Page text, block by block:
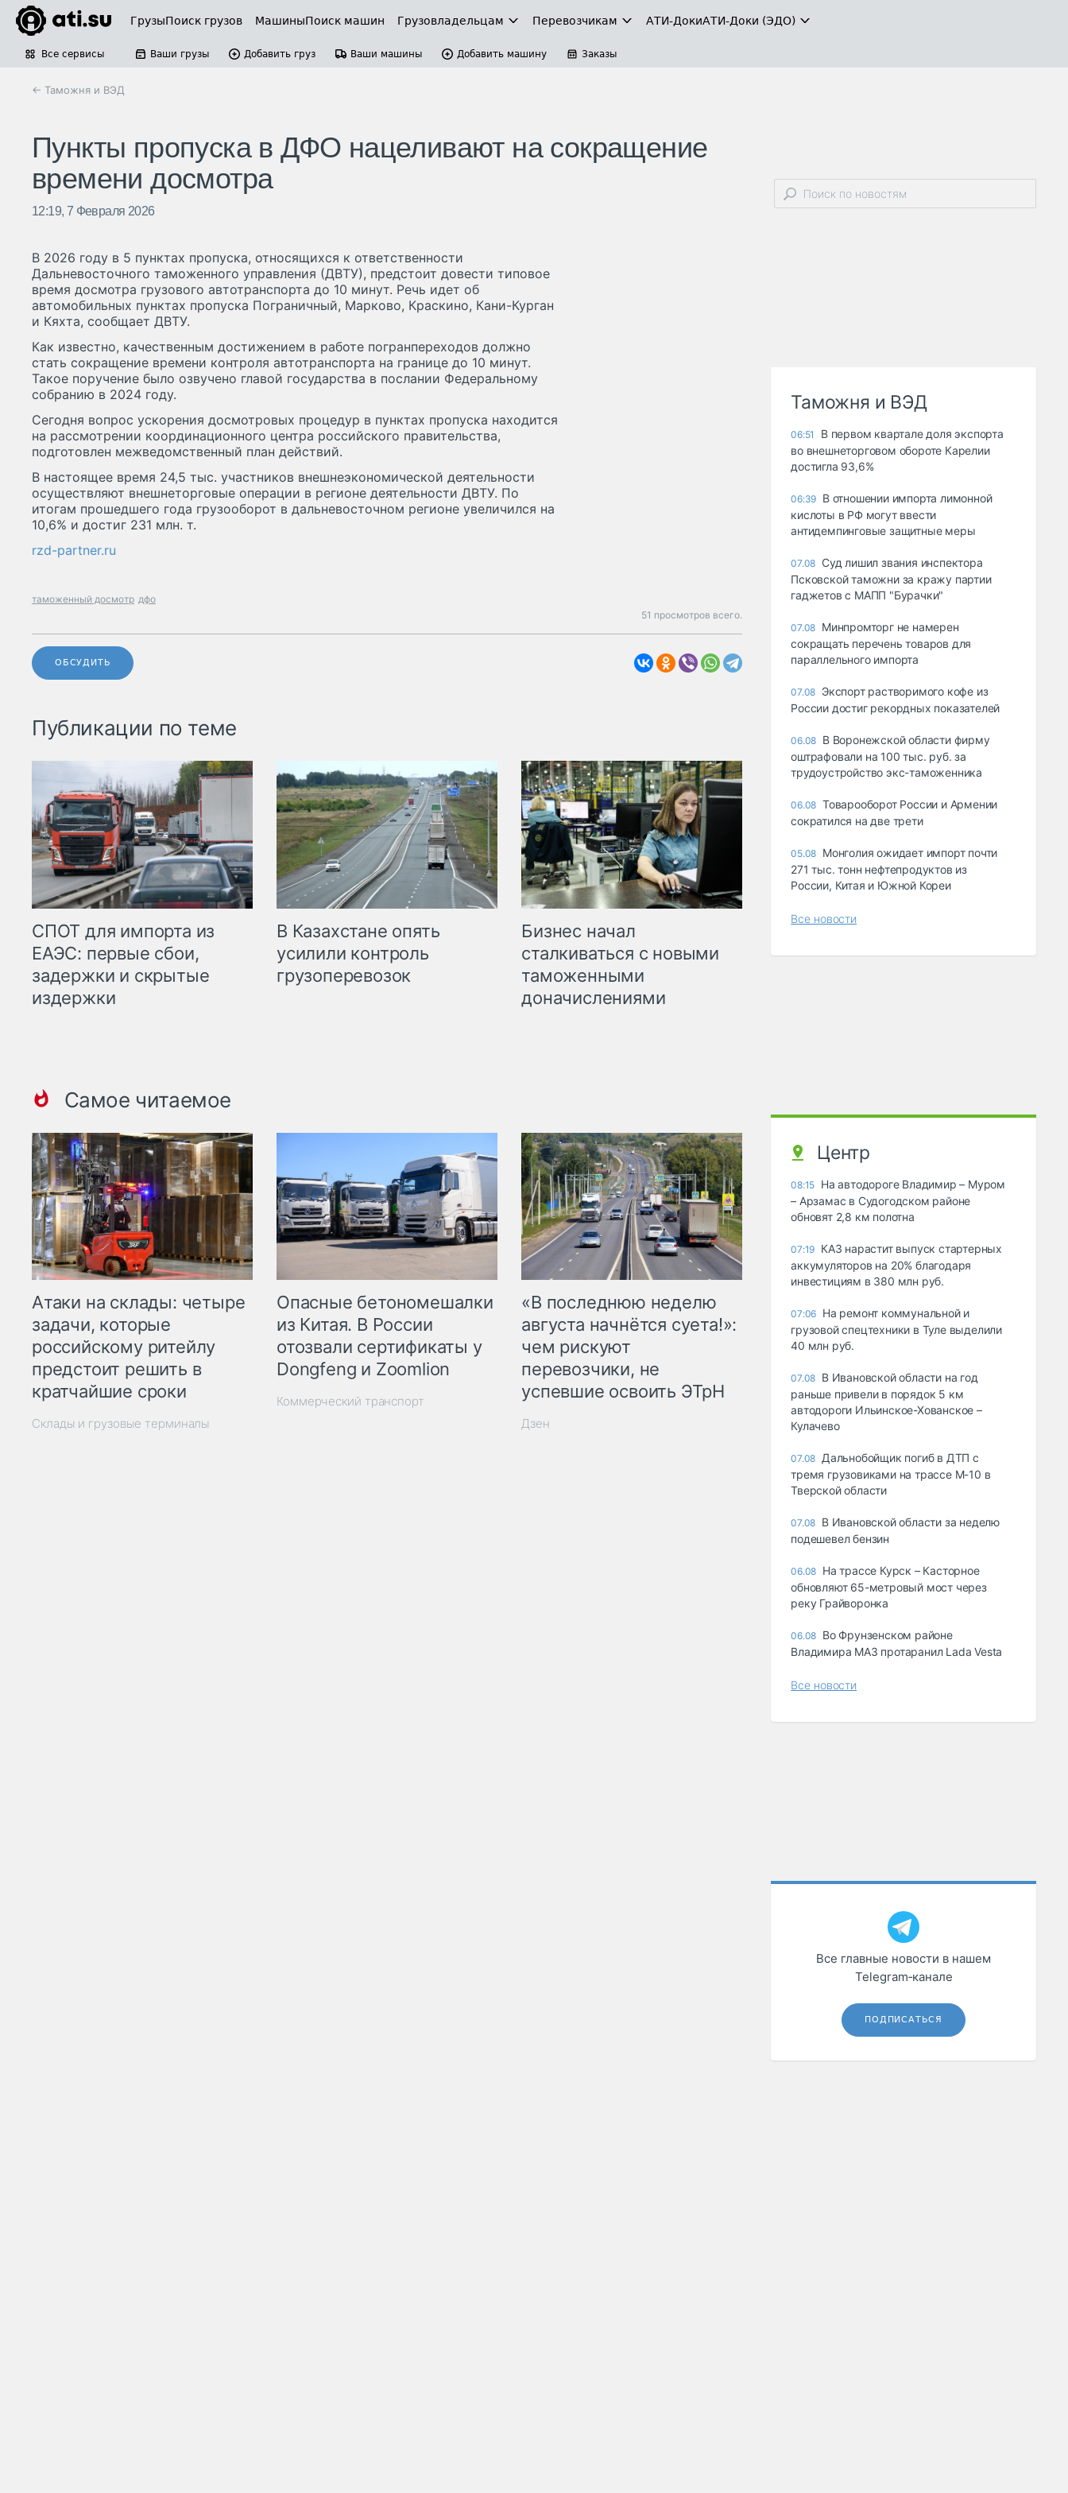
ГрузыПоиск грузов МашиныПоиск машин Грузовладельцам Перевозчикам АТИ-ДокиАТИ-Доки (ЭДО)
Все сервисы Ваши грузы Добавить груз Ваши машины Добавить машину Заказы
← Таможня и ВЭД
Пункты пропуска в ДФО нацеливают на сокращение
времени досмотра
12:19, 7 Февраля 2026
В 2026 году в 5 пунктах пропуска, относящихся к ответственности
Дальневосточного таможенного управления (ДВТУ), предстоит довести типовое
время досмотра грузового автотранспорта до 10 минут. Речь идет об
автомобильных пунктах пропуска Пограничный, Марково, Краскино, Кани-Курган
и Кяхта, сообщает ДВТУ.
Как известно, качественным достижением в работе погранпереходов должно
стать сокращение времени контроля автотранспорта на границе до 10 минут.
Такое поручение было озвучено главой государства в послании Федеральному
собранию в 2024 году.
Сегодня вопрос ускорения досмотровых процедур в пунктах пропуска находится
на рассмотрении координационного центра российского правительства,
подготовлен межведомственный план действий.
В настоящее время 24,5 тыс. участников внешнеэкономической деятельности
осуществляют внешнеторговые операции в регионе деятельности ДВТУ. По
итогам прошедшего года грузооборот в дальневосточном регионе увеличился на
10,6% и достиг 231 млн. т.
rzd-partner.ru
таможенный досмотр дфо
51 просмотров всего.
ОБСУДИТЬ
Публикации по теме
СПОТ для импорта из
ЕАЭС: первые сбои,
задержки и скрытые
издержки
В Казахстане опять
усилили контроль
грузоперевозок
Бизнес начал
сталкиваться с новыми
таможенными
доначислениями
Самое читаемое
Атаки на склады: четыре
задачи, которые
российскому ритейлу
предстоит решить в
кратчайшие сроки
Склады и грузовые терминалы
Опасные бетономешалки
из Китая. В России
отозвали сертификаты у
Dongfeng и Zoomlion
Коммерческий транспорт
«В последнюю неделю
августа начнётся суета!»:
чем рискуют
перевозчики, не
успевшие освоить ЭТрН
Дзен
Таможня и ВЭД
06:51
В первом квартале доля экспорта
во внешнеторговом обороте Карелии
достигла 93,6%
06:39 В отношении импорта лимонной
кислоты в РФ могут ввести
антидемпинговые защитные меры
07.08 Суд лишил звания инспектора
Псковской таможни за кражу партии
гаджетов с МАПП "Бурачки"
07.08 Минпромторг не намерен
сокращать перечень товаров для
параллельного импорта
07.08 Экспорт растворимого кофе из
России достиг рекордных показателей
06.08 В Воронежской области фирму
оштрафовали на 100 тыс. руб. за
трудоустройство экс-таможенника
06.08 Товарооборот России и Армении
сократился на две трети
05.08 Монголия ожидает импорт почти
271 тыс. тонн нефтепродуктов из
России, Китая и Южной Кореи
Все новости
Центр
08:15 На автодороге Владимир – Муром
– Арзамас в Судогодском районе
обновят 2,8 км полотна
07:19 КАЗ нарастит выпуск стартерных
аккумуляторов на 20% благодаря
инвестициям в 380 млн руб.
07:06 На ремонт коммунальной и
грузовой спецтехники в Туле выделили
40 млн руб.
07.08 В Ивановской области на год
раньше привели в порядок 5 км
автодороги Ильинское-Хованское –
Кулачево
07.08 Дальнобойщик погиб в ДТП с
тремя грузовиками на трассе М-10 в
Тверской области
07.08 В Ивановской области за неделю
подешевел бензин
06.08 На трассе Курск – Касторное
обновляют 65-метровый мост через
реку Грайворонка
06.08 Во Фрунзенском районе
Владимира МАЗ протаранил Lada Vesta
Все новости
Все главные новости в нашем
Telegram‑канале
ПОДПИСАТЬСЯ